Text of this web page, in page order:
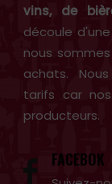
vins, de
découle
nous
achats.
tarifs car
producteurs.
FACEBOK